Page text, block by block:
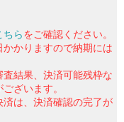
ちらをご確認ください。
かりますので納期には
結果、決済可能残枠な
ざいます。
は、決済確認の完了が